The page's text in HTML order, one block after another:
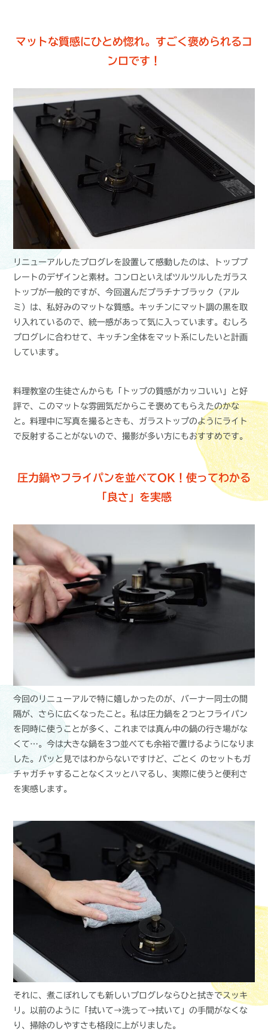
マットな質感にひとめ惚れ。すごく褒められるコ
ンロです！
リニューアルしたプログレを設置して感動したのは、トッププ
レートのデザインと素材。コンロといえばツルツルしたガラス
トップが一般的ですが、今回選んだプラチナブラック（アル
ミ）は、私好みのマットな質感。キッチンにマット調の黒を取
り入れているので、統一感があって気に入っています。むしろ
プログレに合わせて、キッチン全体をマット系にしたいと計画
しています。
料理教室の生徒さんからも「トップの質感がカッコいい」と好
評で、このマットな雰囲気だからこそ褒めてもらえたのかな
と。料理中に写真を撮るときも、ガラストップのようにライト
で反射することがないので、撮影が多い方にもおすすめです。
圧力鍋やフライパンを並べてOK！使ってわかる
「良さ」を実感
今回のリニューアルで特に嬉しかったのが、バーナー同士の間
隔が、さらに広くなったこと。私は圧力鍋を２つとフライパン
を同時に使うことが多く、これまでは真ん中の鍋の行き場がな
くて…。今は大きな鍋を3つ並べても余裕で置けるようになりま
した。パッと見ではわからないですけど、ごとく のセットもガ
チャガチャすることなくスッとハマるし、実際に使うと便利さ
を実感します。
それに、煮こぼれしても新しいプログレならひと拭きでスッキ
リ。以前のように「拭いて→洗って→拭いて」の手間がなくな
り、掃除のしやすさも格段に上がりました。